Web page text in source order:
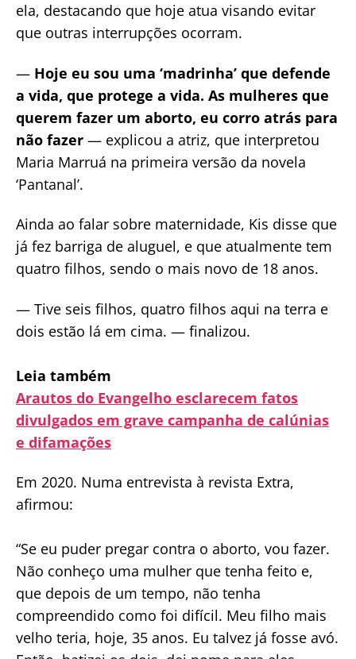
ela, destacando que hoje atua visando evitar
que outras interrupções ocorram.
— Hoje eu sou uma ‘madrinha’ que defende
a vida, que protege a vida. As mulheres que
querem fazer um aborto, eu corro atrás para
não fazer — explicou a atriz, que interpretou
Maria Marruá na primeira versão da novela
‘Pantanal’.
Ainda ao falar sobre maternidade, Kis disse que
já fez barriga de aluguel, e que atualmente tem
quatro filhos, sendo o mais novo de 18 anos.
— Tive seis filhos, quatro filhos aqui na terra e
dois estão lá em cima. — finalizou.
Leia também
Arautos do Evangelho esclarecem fatos
divulgados em grave campanha de calúnias
e difamações
Em 2020. Numa entrevista à revista Extra,
afirmou:
“Se eu puder pregar contra o aborto, vou fazer.
Não conheço uma mulher que tenha feito e,
que depois de um tempo, não tenha
compreendido como foi difícil. Meu filho mais
velho teria, hoje, 35 anos. Eu talvez já fosse avó.